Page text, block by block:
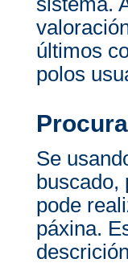
últimos
polos
Se
pode
páxina.